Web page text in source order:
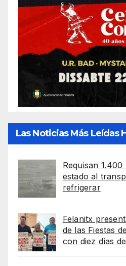
Las Noticias Más Leídas
Requisan
estado al
refrigerar
Felanitx
de las Fiestas
con diez días